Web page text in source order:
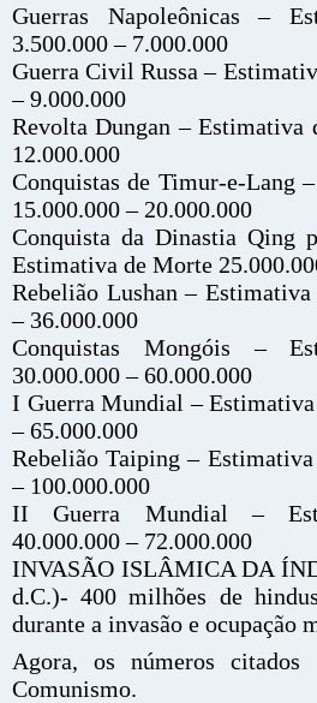
Guerras Napoleônicas –
3.500.000 – 7.000.000
Guerra Civil Russa –
– 9.000.000
Revolta Dungan – Estimativa
12.000.000
Conquistas de Timur-e-Lang
15.000.000 – 20.000.000
Conquista da Dinastia Qing
Estimativa de Morte
Rebelião Lushan –
– 36.000.000
Conquistas Mongóis –
30.000.000 – 60.000.000
I Guerra Mundial –
– 65.000.000
Rebelião Taiping –
– 100.000.000
II Guerra Mundial –
40.000.000 – 72.000.000
INVASÃO ISLÂMICA DA
d.C.)- 400 milhões de
durante a invasão e ocupação
Agora, os números
Comunismo.